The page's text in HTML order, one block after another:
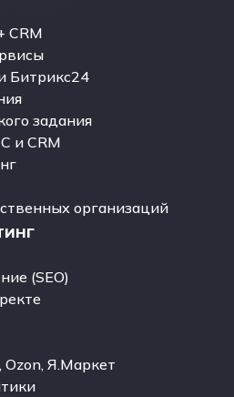
CRM
CRM
Битрикс24
Битрикс24
задания
задания
и CRM
и CRM
организаций
организаций
(SEO)
(SEO)
Я.Маркет
Я.Маркет